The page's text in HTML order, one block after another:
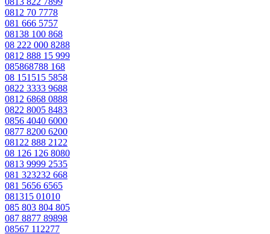
0812 70 7778
081 666 5757
08138 100 868
08 222 000 8288
0812 888 15 999
085868788 168
08 151515 5858
0822 3333 9688
0812 6868 0888
0822 8005 8483
0856 4040 6000
0877 8200 6200
08122 888 2122
08 126 126 8080
0813 9999 2535
081 323232 668
081 5656 6565
081315 01010
085 803 804 805
087 8877 89898
08567 112277